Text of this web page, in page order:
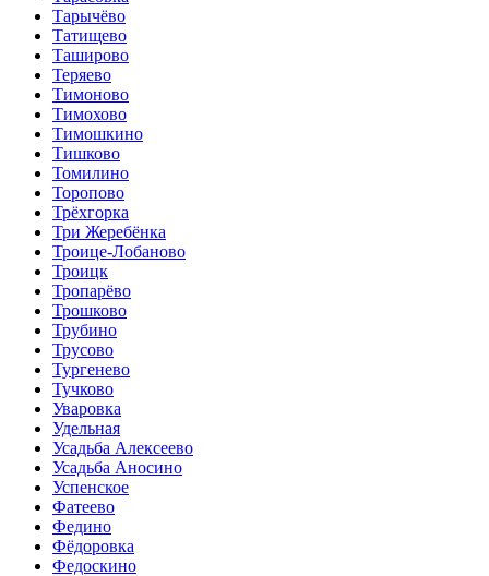
Тарычёво
Татищево
Таширово
Теряево
Тимоново
Тимохово
Тимошкино
Тишково
Томилино
Торопово
Трёхгорка
Три Жеребёнка
Троице-Лобаново
Троицк
Тропарёво
Трошково
Трубино
Трусово
Тургенево
Тучково
Уваровка
Удельная
Усадьба Алексеево
Усадьба Аносино
Успенское
Фатеево
Федино
Фёдоровка
Федоскино